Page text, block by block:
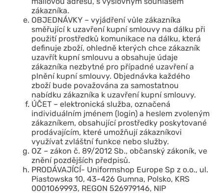
zákazníka.
OBJEDNÁVKY – vyjádření vůle zákazníka
směřující k uzavření kupní smlouvy na dálku při
použití prostředků komunikace na dálku, která
definuje zboží, ohledně kterých chce zákazník
uzavřít kupní smlouvu a obsahuje údaje
zákazníka nezbytné pro případné uzavření a
plnění kupní smlouvy. Objednávka každého
zboží bude považována za samostatnou
nabídku zákazníka k uzavření kupní smlouvy.
ÚČET – elektronická služba, označená
individuálním jménem (login) a heslem zvoleným
zákazníkem, obsahující prostředky poskytované
prodávajícím, které umožňují zákazníkovi
využívat zvláštní funkce nebo služby.
OZ – zákon č. 89/2012 Sb., občanský zákoník, ve
znění pozdějších předpisů.
PRODÁVAJÍCÍ- Uniformshop Europe Sp z o.o., ul.
Piastowska 10, 43-426 Gumna, Polsko, KRS
0001069993, REGON 526979146, NIP